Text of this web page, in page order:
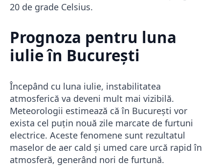
20 de grade Celsius.
Prognoza pentru luna
iulie în București
Începând cu luna iulie, instabilitatea
atmosferică va deveni mult mai vizibilă.
Meteorologii estimează că în București vor
exista cel puțin nouă zile marcate de furtuni
electrice. Aceste fenomene sunt rezultatul
maselor de aer cald și umed care urcă rapid în
atmosferă, generând nori de furtună.